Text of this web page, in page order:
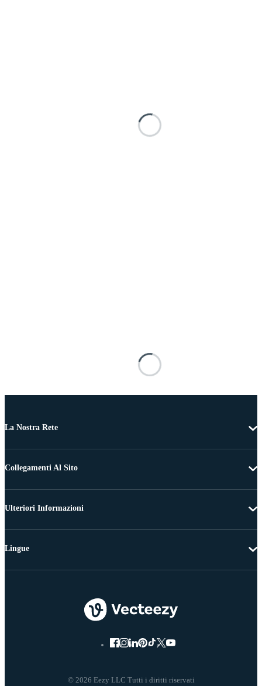
La Nostra Rete
Collegamenti Al Sito
Ulteriori Informazioni
© 2026 Eezy LLC Tutti i diritti riservati
Lingue